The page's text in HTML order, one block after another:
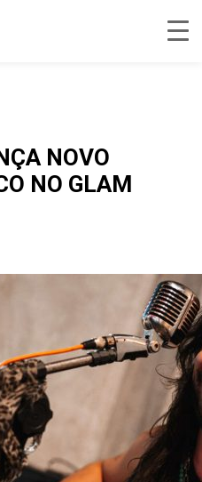
NOVO
NO GLAM